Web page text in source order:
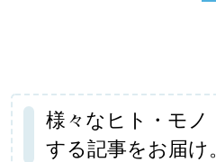
様々なヒト・モノ
する記事をお届け